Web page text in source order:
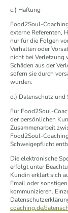
c.) Haftung
Food2Soul-
externe Referenten,
nur für die Folgen
Verhalten oder
nicht bei Verletzung
Schäden aus der
sofern sie durch
wurden.
d.) Datenschutz
Für Food2Soul-
der persönlichen
Zusammenarbeit
Food2Soul-
Schweigepflicht
Die elektronische
erfolgt unter
Kundin erklärt sich
Email oder
kommunizieren.
coaching.de/